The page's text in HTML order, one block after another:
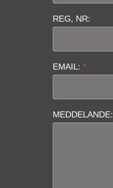
REG, NR:
EMAIL: *
MEDDELANDE: